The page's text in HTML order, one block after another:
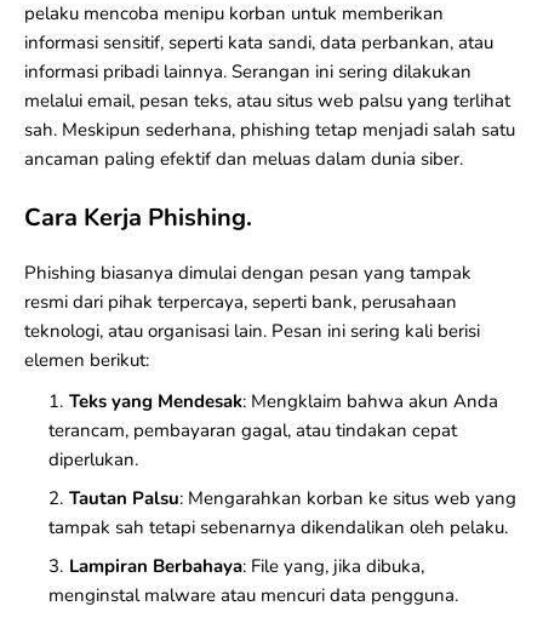
pelaku mencoba menipu korban untuk memberikan
informasi sensitif, seperti kata sandi, data perbankan, atau
informasi pribadi lainnya. Serangan ini sering dilakukan
melalui email, pesan teks, atau situs web palsu yang terlihat
sah. Meskipun sederhana, phishing tetap menjadi salah satu
ancaman paling efektif dan meluas dalam dunia siber.
Cara Kerja Phishing.
Phishing biasanya dimulai dengan pesan yang tampak
resmi dari pihak terpercaya, seperti bank, perusahaan
teknologi, atau organisasi lain. Pesan ini sering kali berisi
elemen berikut:
Teks yang Mendesak: Mengklaim bahwa akun Anda
terancam, pembayaran gagal, atau tindakan cepat
diperlukan.
Tautan Palsu: Mengarahkan korban ke situs web yang
tampak sah tetapi sebenarnya dikendalikan oleh pelaku.
Lampiran Berbahaya: File yang, jika dibuka,
menginstal malware atau mencuri data pengguna.